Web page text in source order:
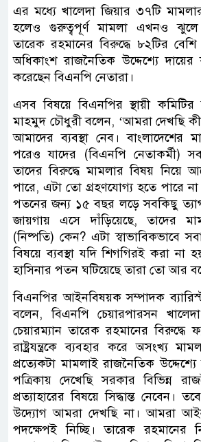
এর মধ্যে খালেদা জিয়ার ৩৭টি
হলেও গুরুত্বপূর্ণ মামলা এখনও
তারেক রহমানের বিরুদ্ধে ৮২টির
অধিকাংশ রাজনৈতিক উদ্দেশ্যে
করেছেন বিএনপি নেতারা।
এসব বিষয়ে বিএনপির স্থায়ী
মাহমুদ চৌধুরী বলেন, ‘আমরা দেখছি
আমাদের ব্যবস্থা নেব। বাংলাদেশের
পরেও যাদের (বিএনপি নেতাকর্মী)
তাদের বিরুদ্ধে মামলার বিষয় নিয়ে
পারে, এটা তো গ্রহণযোগ্য হতে পারে
পতনের জন্য ১৫ বছর লড়ে সবকিছু
জায়গায় এসে দাঁড়িয়েছে, তাদের
(নিষ্পতি) কেন? এটা স্বাভাবিকভাবে
বিষয়ে ব্যবস্থা যদি শিগগিরই করা না
হাসিনার পতন ঘটিয়েছে তারা তো আর
বিএনপির আইনবিষয়ক সম্পাদক
বলেন, বিএনপি চেয়ারপারসন
চেয়ারম্যান তারেক রহমানের বিরুদ্ধে
রাষ্ট্রযন্ত্রকে ব্যবহার করে অসংখ্য
প্রত্যেকটা মামলাই রাজনৈতিক
পত্রিকায় দেখেছি সরকার বিভিন্ন
প্রত্যাহারের বিষয়ে সিদ্ধান্ত নেবেন।
উদ্যোগ আমরা দেখছি না। আমরা
পদক্ষেপই নিচ্ছি। তারেক রহমানের